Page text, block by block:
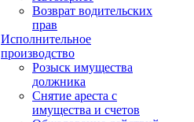
Возврат водительских
прав
Исполнительное
производство
Розыск имущества
должника
Снятие ареста с
имущества и счетов